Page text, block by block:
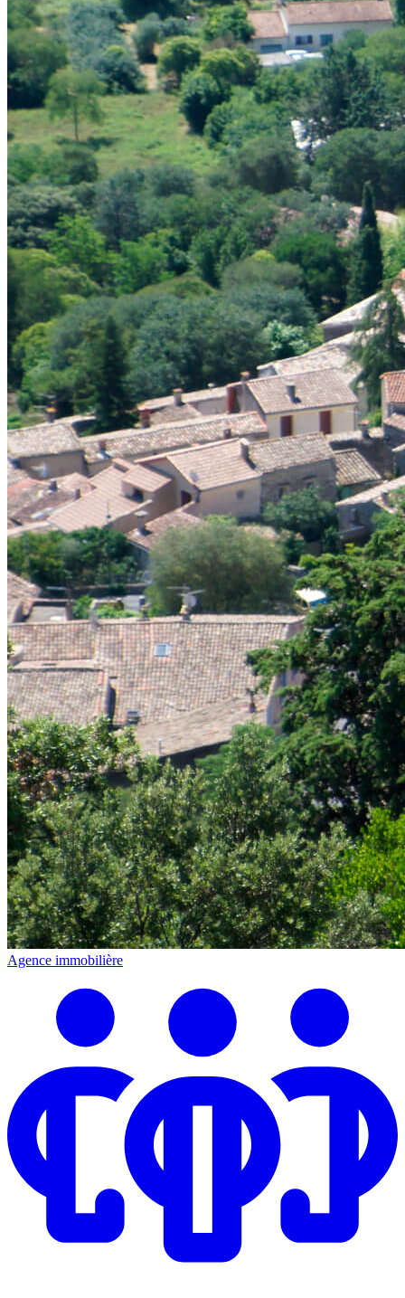
Agence immobilière